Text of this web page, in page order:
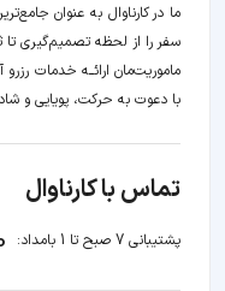
ما در کارناوال به عنوان
سفر را از لحظه‌ تصمیم‌گیری تا
ماموریت‌مان اراﺋــﻪ خدمات
با دعوت به حرکت، پویایی و
تماس با کارناوال
پشتیبانی 7 صبح تا 1 بامداد: